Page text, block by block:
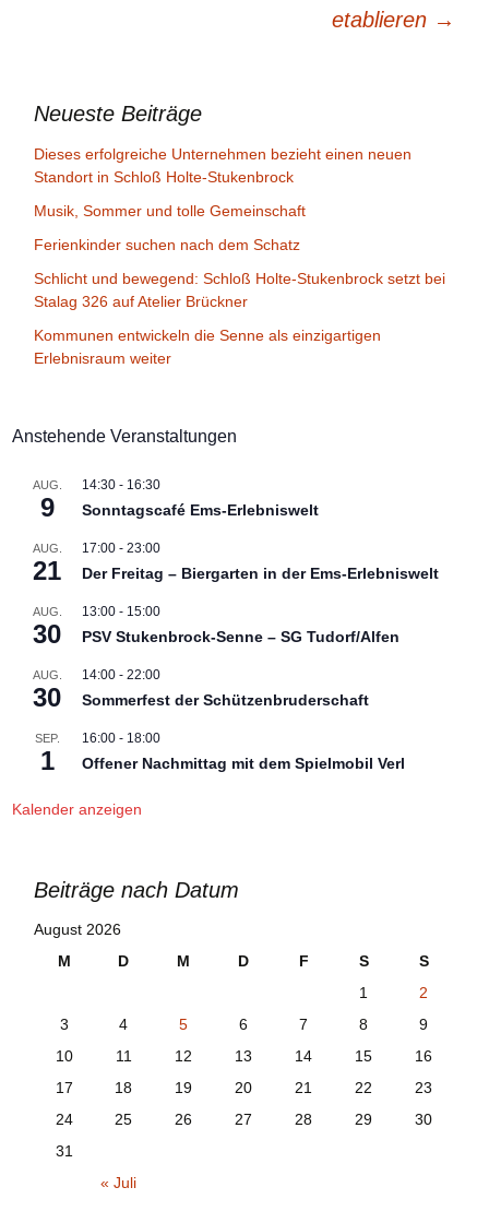
etablieren →
Neueste Beiträge
Dieses erfolgreiche Unternehmen bezieht einen neuen
Standort in Schloß Holte-Stukenbrock
Musik, Sommer und tolle Gemeinschaft
Ferienkinder suchen nach dem Schatz
Schlicht und bewegend: Schloß Holte-Stukenbrock setzt bei
Stalag 326 auf Atelier Brückner
Kommunen entwickeln die Senne als einzigartigen
Erlebnisraum weiter
Anstehende Veranstaltungen
AUG.
9
14:30 - 16:30
Sonntagscafé Ems-Erlebniswelt
AUG.
21
17:00 -23:00
Der Freitag – Biergarten in der Ems-Erlebniswelt
AUG.
30
13:00 - 15:00
PSV Stukenbrock-Senne – SG Tudorf/Alfen
AUG.
30
14:00 -22:00
Sommerfest der Schützenbruderschaft
SEP.
1
16:00 - 18:00
Offener Nachmittag mit dem Spielmobil Verl
Kalender anzeigen
Beiträge nach Datum
August 2026
M
D M D F S
S
1
2
3
4 5 6 7 8
9
10
11 12 13 14 15
16
17
18 19 20 21 22
23
24
25 26 27 28 29
30
31
« Juli